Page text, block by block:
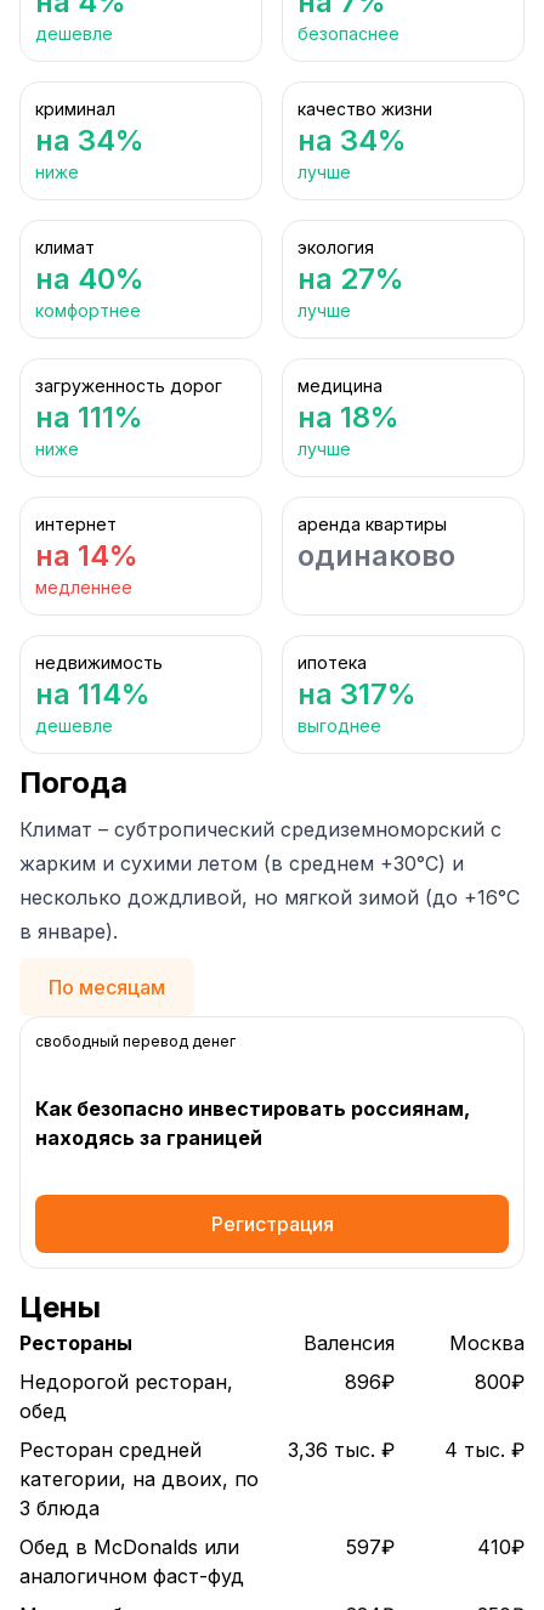
дешевле безопаснее
криминал
на 34%
ниже
качество жизни
на 34%
лучше
климат
на 40%
комфортнее
экология
на 27%
лучше
загруженность дорог
на 111%
ниже
медицина
на 18%
лучше
интернет
на 14%
медленнее
аренда квартиры
одинаково
недвижимость
на 114%
дешевле
ипотека
на 317%
выгоднее
Погода
Климат – субтропический средиземноморский с
жарким и сухими летом (в среднем +30°С) и
несколько дождливой, но мягкой зимой (до +16°С
в январе).
По месяцам
свободный перевод денег
Как безопасно инвестировать россиянам,
находясь за границей
Регистрация
Цены
Рестораны Валенсия
Москва
Недорогой ресторан,
обед
896₽ 800₽
Ресторан средней
категории, на двоих, по
3 блюда
3,36 тыс. ₽ 4 тыс. ₽
Обед в McDonalds или
аналогичном фаст-фуд
597₽ 410₽